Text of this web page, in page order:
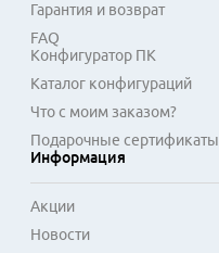
Гарантия и возврат
FAQ
Конфигуратор ПК
Каталог конфигураций
Что с моим заказом?
Подарочные сертификаты
Информация
Акции
Новости